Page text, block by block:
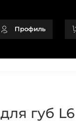
Профиль
губ L6